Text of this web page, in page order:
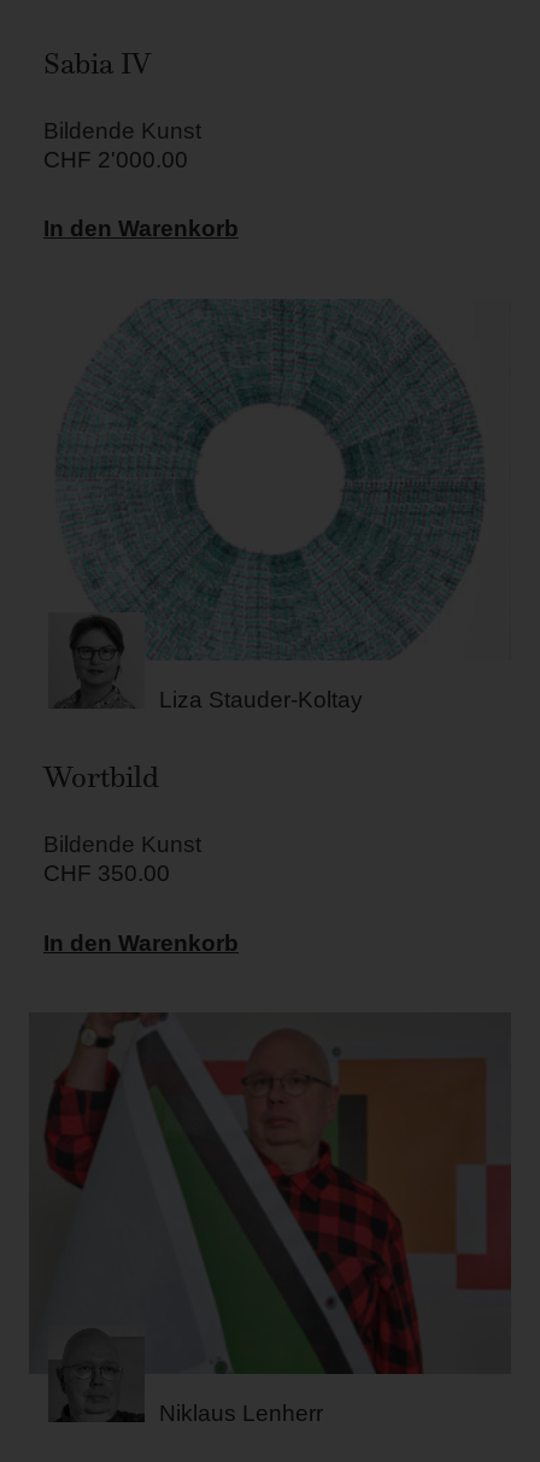
Sabia IV
Bildende Kunst
CHF 2'000.00
In den Warenkorb
Liza Stauder-Koltay
Wortbild
Bildende Kunst
CHF 350.00
In den Warenkorb
Niklaus Lenherr